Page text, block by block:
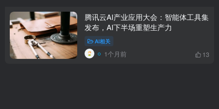
腾讯云AI产业应用大会：智能体工具集
发布，AI下半场重塑生产力
AI相关
1个月前 13